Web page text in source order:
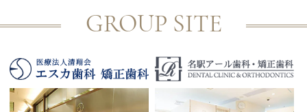
GROUP SITE